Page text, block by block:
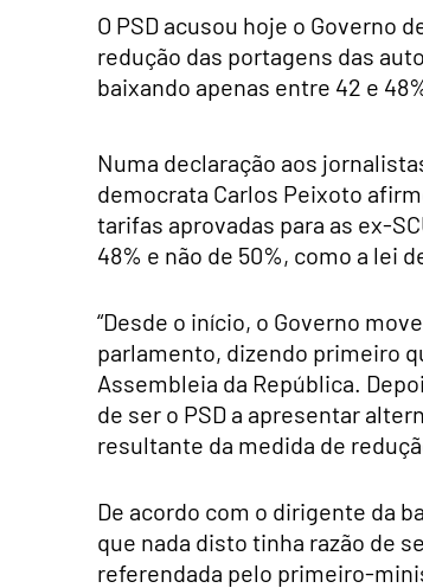
O PSD acusou hoje o Governo
redução das portagens das
baixando apenas entre 42 e
Numa declaração aos
democrata Carlos Peixoto
tarifas aprovadas para as ex-
48% e não de 50%, como a lei
“Desde o início, o Governo
parlamento, dizendo primeiro
Assembleia da República.
de ser o PSD a apresentar
resultante da medida de
De acordo com o dirigente da
que nada disto tinha razão de
referendada pelo primeiro-